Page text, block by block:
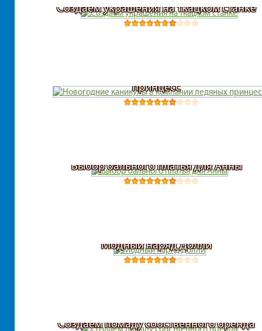
Кулинария
Мороженое
Переодевалки
Создаем украшения на ткацком станке
принцесс
Выбор бального платья для Анны
Модный наряд Долли
Создаем помаду собственного бренда